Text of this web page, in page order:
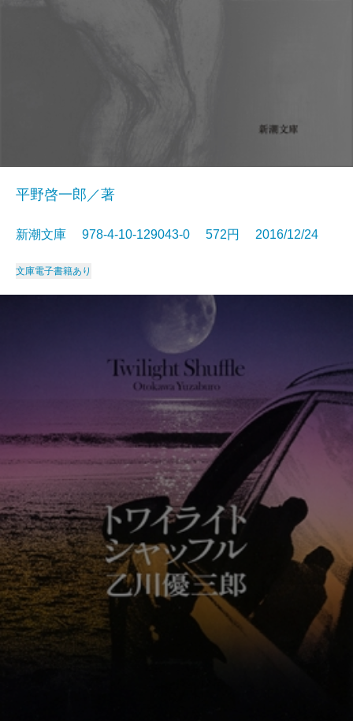
平野啓一郎／著
新潮文庫 978-4-10-129043-0 572円 2016/12/24
文庫電子書籍あり